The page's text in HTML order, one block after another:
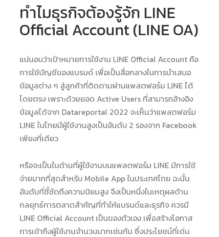
ทำไมธุรกิจต้องรู้จัก LINE
Official Account (LINE OA)
แน่นอนว่าเป้าหมายการใช้งาน LINE Official Account คือ
การใช้บัญชีของแบรนด์ เพื่อเป็นสื่อกลางในการนำเสนอ
ข้อมูลต่าง ๆ สู่ลูกค้าที่ติดตามผ่านแพลตฟอร์ม LINE ได้
โดยตรง เพราะด้วยยอด Active Users ที่สามารถอ้างอิง
ข้อมูลได้จาก Datareportal 2022 จะเห็นว่าแพลตฟอร์ม
LINE ในไทยมีผู้ใช้งานสูงเป็นอันดับ 2 รองจาก Facebook
เพียงที่เดียว
หรือจะเป็นในด้านที่ผู้ใช้งานบนแพลตฟอร์ม LINE มีการใช้
จ่ายมากที่สุดสำหรับ Mobile App ในประเทศไทย ฉะนั้น
อันดับที่ชี้ชัดถึงความนิยมสูง จึงเป็นหนึ่งในเหตุผลด้าน
กลยุทธ์การตลาดสำคัญที่ทำให้แบรนด์และธุรกิจ ควรมี
LINE Official Account เป็นของตัวเอง เพื่อสร้างโอกาส
การเข้าถึงผู้ใช้งานจำนวนมากเช่นกัน ซึ่งประโยชน์ที่เด่น